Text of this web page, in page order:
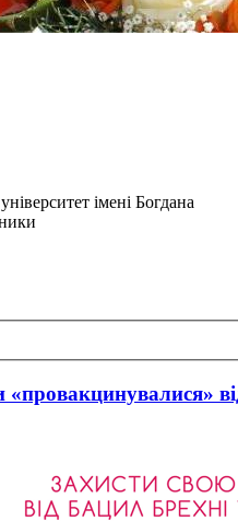
імені Богдана
«провакцинувалися»